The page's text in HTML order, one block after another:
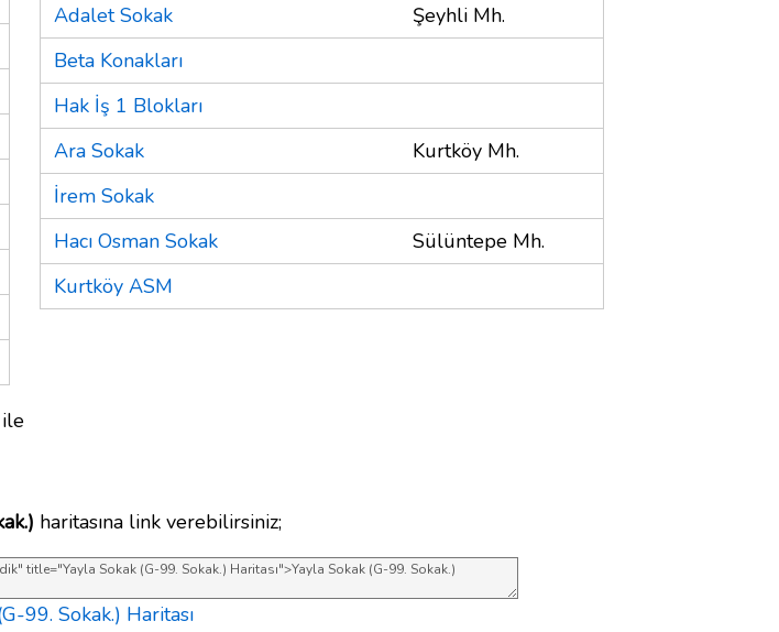
ile
Adalet Sokak
Şeyhli Mh.
Beta Konakları
Hak İş 1 Blokları
Ara Sokak
Kurtköy Mh.
İrem Sokak
Hacı Osman Sokak
Sülüntepe Mh.
Kurtköy ASM
haritasına link verebilirsiniz;
99. Sokak.) Haritası